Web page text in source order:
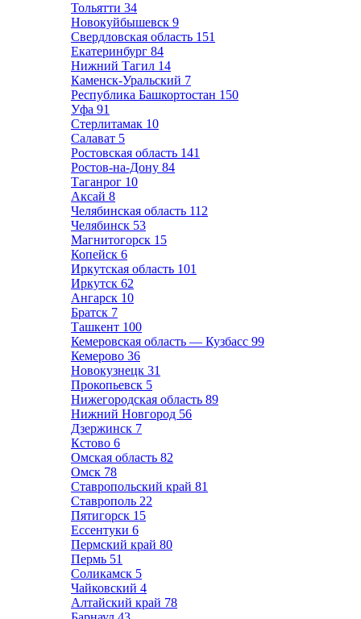
Тольятти 34
Новокуйбышевск 9
Свердловская область 151
Екатеринбург 84
Нижний Тагил 14
Каменск-Уральский 7
Республика Башкортостан 150
Уфа 91
Стерлитамак 10
Салават 5
Ростовская область 141
Ростов-на-Дону 84
Таганрог 10
Аксай 8
Челябинская область 112
Челябинск 53
Магнитогорск 15
Копейск 6
Иркутская область 101
Иркутск 62
Ангарск 10
Братск 7
Ташкент 100
Кемеровская область — Кузбасс 99
Кемерово 36
Новокузнецк 31
Прокопьевск 5
Нижегородская область 89
Нижний Новгород 56
Дзержинск 7
Кстово 6
Омская область 82
Омск 78
Ставропольский край 81
Ставрополь 22
Пятигорск 15
Ессентуки 6
Пермский край 80
Пермь 51
Соликамск 5
Чайковский 4
Алтайский край 78